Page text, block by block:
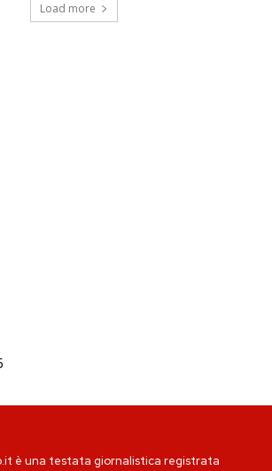
Load more
è una testata giornalistica registrata